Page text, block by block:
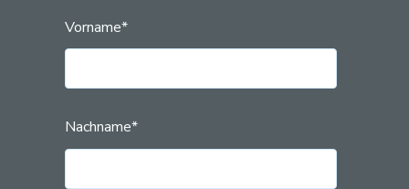
Vorname*
Nachname*